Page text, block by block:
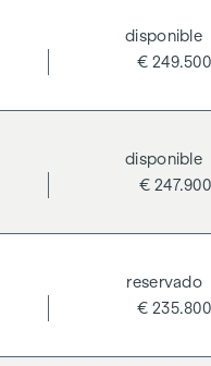
€ 249.500
disponible
€ 247.900
disponible
€ 235.800
reservado